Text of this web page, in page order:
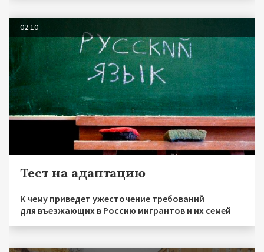
02.10
Тест на адаптацию
К чему приведет ужесточение требований
для въезжающих в Россию мигрантов и их семей